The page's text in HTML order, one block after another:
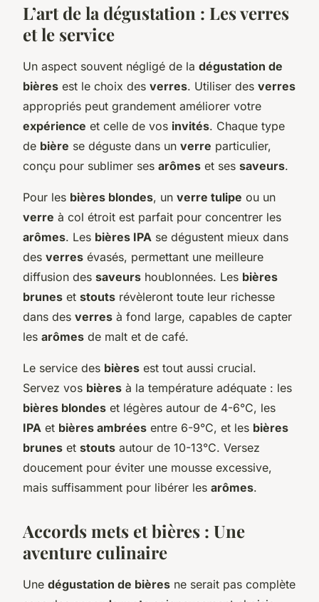
L’art de la dégustation : Les verres
et le service
Un aspect souvent négligé de la dégustation de
bières est le choix des verres. Utiliser des verres
appropriés peut grandement améliorer votre
expérience et celle de vos invités. Chaque type
de bière se déguste dans un verre particulier,
conçu pour sublimer ses arômes et ses saveurs.
Pour les bières blondes, un verre tulipe ou un
verre à col étroit est parfait pour concentrer les
arômes. Les bières IPA se dégustent mieux dans
des verres évasés, permettant une meilleure
diffusion des saveurs houblonnées. Les bières
brunes et stouts révèleront toute leur richesse
dans des verres à fond large, capables de capter
les arômes de malt et de café.
Le service des bières est tout aussi crucial.
Servez vos bières à la température adéquate : les
bières blondes et légères autour de 4-6°C, les
IPA et bières ambrées entre 6-9°C, et les bières
brunes et stouts autour de 10-13°C. Versez
doucement pour éviter une mousse excessive,
mais suffisamment pour libérer les arômes.
Accords mets et bières : Une
aventure culinaire
Une dégustation de bières ne serait pas complète